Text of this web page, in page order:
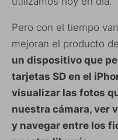
Pero con el tiempo
mejoran el producto
un dispositivo que
tarjetas SD en el
visualizar las fotos
nuestra cámara, ver
y navegar entre los